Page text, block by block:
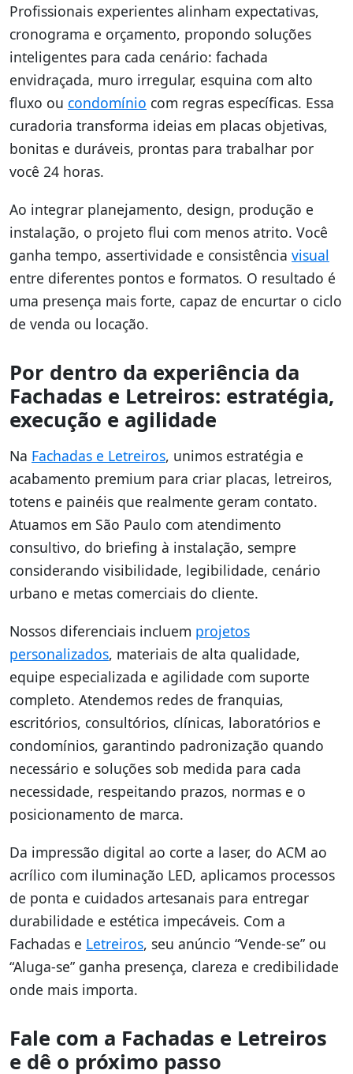
Profissionais experientes alinham expectativas,
cronograma e orçamento, propondo soluções
inteligentes para cada cenário: fachada
envidraçada, muro irregular, esquina com alto
fluxo ou condomínio com regras específicas. Essa
curadoria transforma ideias em placas objetivas,
bonitas e duráveis, prontas para trabalhar por
você 24 horas.
Ao integrar planejamento, design, produção e
instalação, o projeto flui com menos atrito. Você
ganha tempo, assertividade e consistência visual
entre diferentes pontos e formatos. O resultado é
uma presença mais forte, capaz de encurtar o ciclo
de venda ou locação.
Por dentro da experiência da
Fachadas e Letreiros: estratégia,
execução e agilidade
Na Fachadas e Letreiros, unimos estratégia e
acabamento premium para criar placas, letreiros,
totens e painéis que realmente geram contato.
Atuamos em São Paulo com atendimento
consultivo, do briefing à instalação, sempre
considerando visibilidade, legibilidade, cenário
urbano e metas comerciais do cliente.
Nossos diferenciais incluem projetos
personalizados, materiais de alta qualidade,
equipe especializada e agilidade com suporte
completo. Atendemos redes de franquias,
escritórios, consultórios, clínicas, laboratórios e
condomínios, garantindo padronização quando
necessário e soluções sob medida para cada
necessidade, respeitando prazos, normas e o
posicionamento de marca.
Da impressão digital ao corte a laser, do ACM ao
acrílico com iluminação LED, aplicamos processos
de ponta e cuidados artesanais para entregar
durabilidade e estética impecáveis. Com a
Fachadas e Letreiros, seu anúncio “Vende-se” ou
“Aluga-se” ganha presença, clareza e credibilidade
onde mais importa.
Fale com a Fachadas e Letreiros
e dê o próximo passo